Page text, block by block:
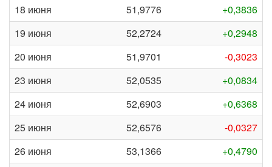
18 июня
51,9776
+0,3836
19 июня
52,2724
+0,2948
20 июня
51,9701
-0,3023
23 июня
52,0535
+0,0834
24 июня
52,6903
+0,6368
25 июня
52,6576
-0,0327
26 июня
53,1366
+0,4790